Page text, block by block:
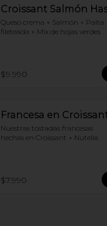
Croissant Salmón
Queso crema + Salmón + Palta
fileteada + Mix de hojas verdes
$9.990
Francesa en
Nuestras tostadas francesas
hechas en Croissant + Nutella
$7.990